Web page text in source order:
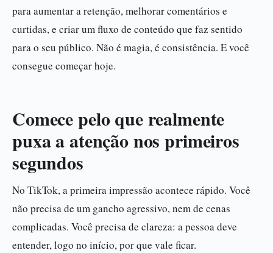
para aumentar a retenção, melhorar comentários e
curtidas, e criar um fluxo de conteúdo que faz sentido
para o seu público. Não é magia, é consistência. E você
consegue começar hoje.
Comece pelo que realmente
puxa a atenção nos primeiros
segundos
No TikTok, a primeira impressão acontece rápido. Você
não precisa de um gancho agressivo, nem de cenas
complicadas. Você precisa de clareza: a pessoa deve
entender, logo no início, por que vale ficar.